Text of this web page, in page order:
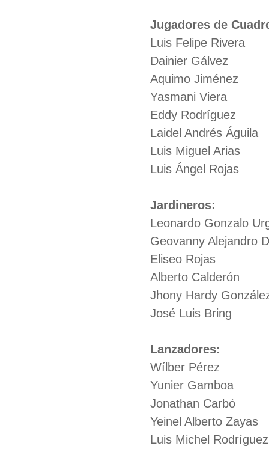
Jugadores de
Luis Felipe Rivera
Dainier Gálvez
Aquimo Jiménez
Yasmani Viera
Eddy Rodríguez
Laidel Andrés Águila
Luis Miguel Arias
Luis Ángel Rojas
Jardineros:
Leonardo Gonzalo
Geovanny Alejandro
Eliseo Rojas
Alberto Calderón
Jhony Hardy
José Luis Bring
Lanzadores:
Wílber Pérez
Yunier Gamboa
Jonathan Carbó
Yeinel Alberto Zayas
Luis Michel Rodríguez